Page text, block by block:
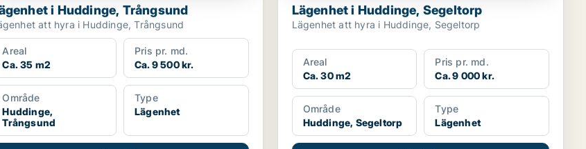
i Huddinge, Trångsund
att hyra i Huddinge, Trångsund
Areal
Ca. 35 m2
Pris pr. md.
Ca. 9 500 kr.
Område
Huddinge,
Trångsund
Type
Lägenhet
Lägenhet i Huddinge, Segeltorp
Lägenhet att hyra i Huddinge, Segeltorp
Areal
Ca. 30 m2
Pris pr. md.
Ca. 9 000 kr.
Område
Huddinge, Segeltorp
Type
Lägenhet